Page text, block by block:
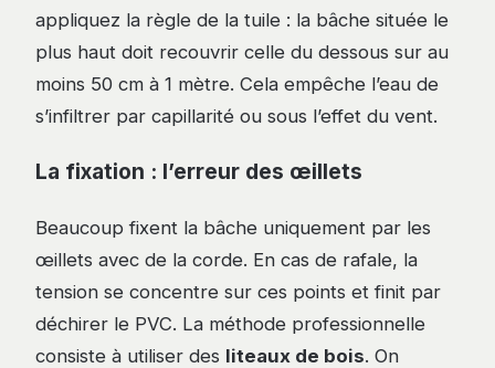
appliquez la règle de la tuile : la bâche située le
plus haut doit recouvrir celle du dessous sur au
moins 50 cm à 1 mètre. Cela empêche l’eau de
s’infiltrer par capillarité ou sous l’effet du vent.
La fixation : l’erreur des œillets
Beaucoup fixent la bâche uniquement par les
œillets avec de la corde. En cas de rafale, la
tension se concentre sur ces points et finit par
déchirer le PVC. La méthode professionnelle
consiste à utiliser des liteaux de bois. On